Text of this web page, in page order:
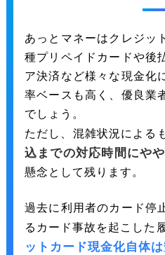
あっとマネーはクレジッ
種プリペイドカードや後
ア決済など様々な現金化
率ベースも高く、優良業
でしょう。
ただし、混雑状況による
込までの対応時間にや
懸念として残ります。
過去に利用者のカード停
るカード事故を起こした
ットカード現金化自体